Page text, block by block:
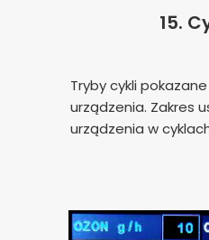
15.
Tryby cykli
urządzenia. Zakres
urządzenia w